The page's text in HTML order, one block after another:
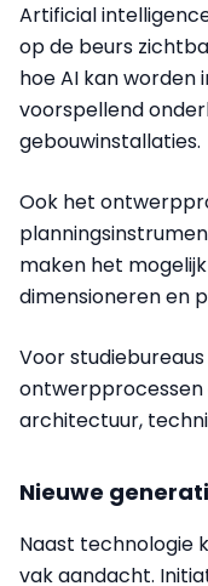
Artificial
op de beurs
hoe AI kan worden
voorspellend
gebouwinstallaties.
Ook het
maken het
dimensioneren en
Voor
architectuur,
Nieuwe
Naast technologie
vak aandacht.